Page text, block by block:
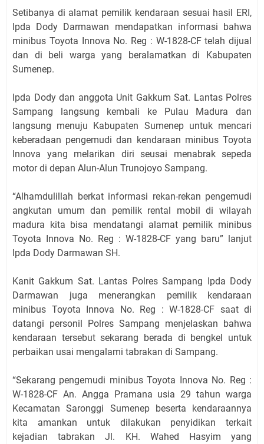
Setibanya di alamat pemilik kendaraan sesuai hasil ERI,
Ipda Dody Darmawan mendapatkan informasi bahwa
minibus Toyota Innova No. Reg : W-1828-CF telah dijual
dan di beli warga yang beralamatkan di Kabupaten
Sumenep.
Ipda Dody dan anggota Unit Gakkum Sat. Lantas Polres
Sampang langsung kembali ke Pulau Madura dan
langsung menuju Kabupaten Sumenep untuk mencari
keberadaan pengemudi dan kendaraan minibus Toyota
Innova yang melarikan diri seusai menabrak sepeda
motor di depan Alun-Alun Trunojoyo Sampang.
“Alhamdulillah berkat informasi rekan-rekan pengemudi
angkutan umum dan pemilik rental mobil di wilayah
madura kita bisa mendatangi alamat pemilik minibus
Toyota Innova No. Reg : W-1828-CF yang baru” lanjut
Ipda Dody Darmawan SH.
Kanit Gakkum Sat. Lantas Polres Sampang Ipda Dody
Darmawan juga menerangkan pemilik kendaraan
minibus Toyota Innova No. Reg : W-1828-CF saat di
datangi personil Polres Sampang menjelaskan bahwa
kendaraan tersebut sekarang berada di bengkel untuk
perbaikan usai mengalami tabrakan di Sampang.
“Sekarang pengemudi minibus Toyota Innova No. Reg :
W-1828-CF An. Angga Pramana usia 29 tahun warga
Kecamatan Saronggi Sumenep beserta kendaraannya
kita amankan untuk dilakukan penyidikan terkait
kejadian tabrakan Jl. KH. Wahed Hasyim yang